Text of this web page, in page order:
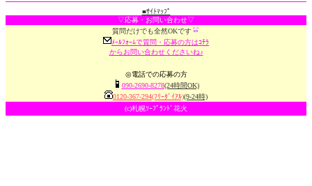
■ｻｲﾄﾏｯﾌﾟ
▽応募・お問い合わせ▽
質問だけでも全然OKです
ﾒｰﾙﾌｫｰﾑで質問・応募の方はｺﾁﾗ
からお問い合わせくださいね♪
◎電話での応募の方
090-2690-8278(24時間OK)
0120-367-294(ﾌﾘｰﾀﾞｲｱﾙ)(9-24時)
(c)札幌ｿｰﾌﾟﾗﾝﾄﾞ花火